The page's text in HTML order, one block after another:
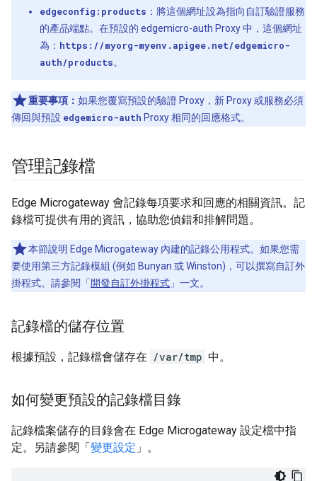
edgeconfig:products ：將這個網址設為指向自訂驗證服務
的產品端點。在預設的 edgemicro-auth Proxy 中，這個網址
為： https://myorg-myenv.apigee.net/edgemicro-
auth/products。
重要事項： 如果您覆寫預設的驗證 Proxy，新 Proxy 或服務必須
傳回與預設 edgemicro-auth Proxy 相同的回應格式。
管理記錄檔
Edge Microgateway 會記錄每項要求和回應的相關資訊。記
錄檔可提供有用的資訊，協助您偵錯和排解問題。
本節說明 Edge Microgateway 內建的記錄公用程式。如果您需
要使用第三方記錄模組 (例如 Bunyan 或 Winston)，可以撰寫自訂外
掛程式。請參閱「 開發自訂外掛程式 」一文。
記錄檔的儲存位置
根據預設，記錄檔會儲存在 /var/tmp 中。
如何變更預設的記錄檔目錄
記錄檔案儲存的目錄會在 Edge Microgateway 設定檔中指
定。另請參閱「變更設定 」。